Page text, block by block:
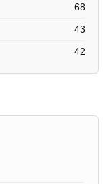
68
43
42